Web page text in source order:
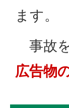
ます。
事故
広告物